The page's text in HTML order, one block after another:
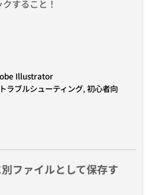
すること！
Illustrator
トラブルシューティング, 初心者向
ファイルとして保存す